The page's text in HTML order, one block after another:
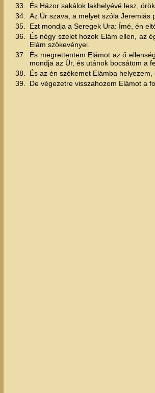
33.
És Házor sakálok lakhelyévé lesz,
34.
Az Úr szava, a melyet szóla Jeremiás
35.
Ezt mondja a Seregek Ura: Ímé, én
36.
És négy szelet hozok Elám ellen, az
Elám szökevényei.
37.
És megrettentem Elámot az ő
mondja az Úr, és utánok bocsátom a
38.
És az én székemet Elámba
39.
De végezetre visszahozom Elámot a